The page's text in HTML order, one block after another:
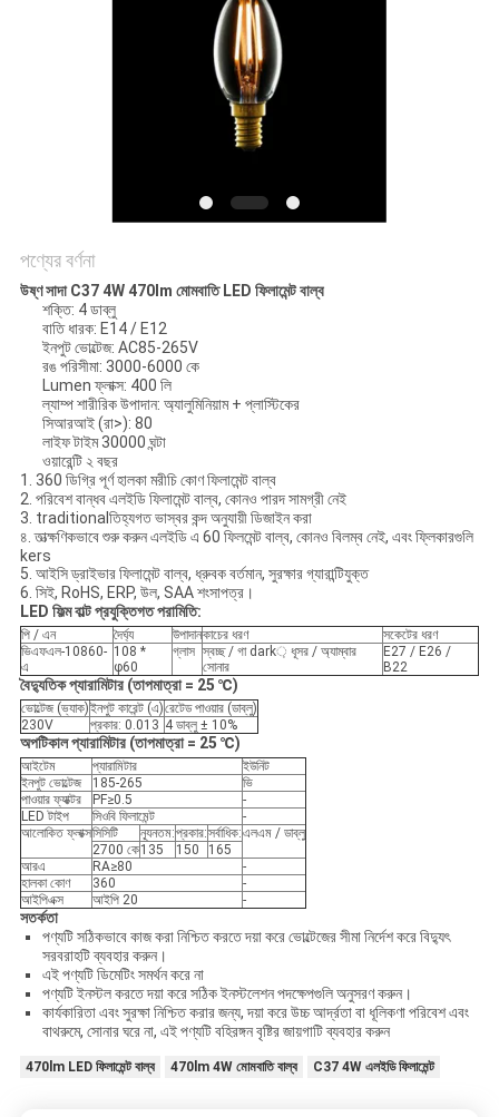
পণ্যের বর্ণনা
উষ্ণ সাদা C37 4W 470lm মোমবাতি LED ফিলামেন্ট বাল্ব
শক্তি: 4 ডাব্লু
বাতি ধারক: E14 / E12
ইনপুট ভোল্টেজ: AC85-265V
রঙ পরিসীমা: 3000-6000 কে
Lumen ফ্লাক্স: 400 লি
ল্যাম্প শারীরিক উপাদান: অ্যালুমিনিয়াম + প্লাস্টিকের
সিআরআই (রা>): 80
লাইফ টাইম 30000 ঘন্টা
ওয়ারেন্টি২ বছর
1. 360 ডিগ্রি পূর্ণ হালকা মরীচি কোণ ফিলামেন্ট বাল্ব
2. পরিবেশ বান্ধব এলইডি ফিলামেন্ট বাল্ব, কোনও পারদ সামগ্রী নেই
3. traditionalতিহ্যগত ভাস্বর কন্দ অনুযায়ী ডিজাইন করা
৪. তাত্ক্ষণিকভাবে শুরু করুন এলইডি এ 60 ফিলমেন্ট বাল্ব, কোনও বিলম্ব নেই, এবং ফ্লিকারগুলি
kers
5. আইসি ড্রাইভার ফিলামেন্ট বাল্ব, ধ্রুবক বর্তমান, সুরক্ষার গ্যারান্টিযুক্ত
6. সিই, RoHS, ERP, উল, SAA শংসাপত্র।
LED ফিল্ম বাল্ট প্রযুক্তিগত পরামিতি:
পি / এন দৈর্ঘ্য উপাদানকাচের ধরণ
সকেটের ধরণ
ভিএফএল-10860-
এ
108 *
φ60
গ্লাস স্বচ্ছ / গা dark় ধূসর / অ্যাম্বার
সোনার
E27 / E26 /
B22
বৈদ্যুতিক প্যারামিটার (তাপমাত্রা = 25 ℃)
ভোল্টেজ (ভ্যাক)ইনপুট কারেন্ট (এ)রেটেড পাওয়ার (ডাব্লু)
230V
প্রকার: 0.013 4 ডাব্লু ± 10%
অপটিকাল প্যারামিটার (তাপমাত্রা = 25 ℃)
আইটেম প্যারামিটার
ইউনিট
ইনপুট ভোল্টেজ
185-265
ভি
পাওয়ার ফ্যাক্টর
PF≥0.5
-
LED টাইপ
সিওবি ফিলামেন্ট
-
আলোকিত ফ্লাক্সসিসিটি ন্যূনতম:প্রকার:সর্বাধিক:এলএম / ডাব্লু
2700 কে135 150
165
আরএ
RA≥80
-
হালকা কোণ
360
-
আইপিএক্স
আইপি 20 -
সতর্কতা
পণ্যটি সঠিকভাবে কাজ করা নিশ্চিত করতে দয়া করে ভোল্টেজের সীমা নির্দেশ করে বিদ্যুৎ
সরবরাহটি ব্যবহার করুন।
এই পণ্যটি ডিমেটিং সমর্থন করে না
পণ্যটি ইনস্টল করতে দয়া করে সঠিক ইনস্টলেশন পদক্ষেপগুলি অনুসরণ করুন।
কার্যকারিতা এবং সুরক্ষা নিশ্চিত করার জন্য, দয়া করে উচ্চ আর্দ্রতা বা ধূলিকণা পরিবেশ এবং
বাথরুমে, সোনার ঘরে না, এই পণ্যটি বহিরঙ্গন বৃষ্টির জায়গাটি ব্যবহার করুন
470lm LED ফিলামেন্ট বাল্ব 470lm 4W মোমবাতি বাল্ব C37 4W এলইডি ফিলামেন্ট